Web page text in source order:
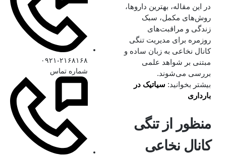
در این مقاله، بهترین داروها،
روش‌های مکمل، سبک
زندگی و مراقبت‌های
روزمره برای مدیریت تنگی
کانال نخاعی به زبان ساده و
مبتنی بر شواهد علمی
بررسی می‌شوند.
بیشتر بخوانید: سیاتیک در
بارداری
منظور از تنگی
کانال نخاعی
۰۹۲۱-۲۱۶۸۱۶۸
شماره تماس